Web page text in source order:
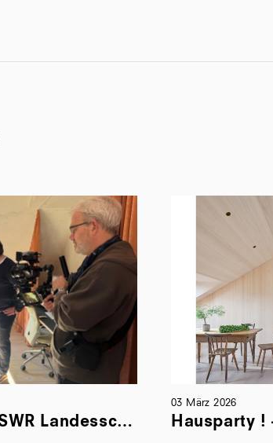
Apartment O in der SWR Landesschau Baden-Württemberg
03 März 2026